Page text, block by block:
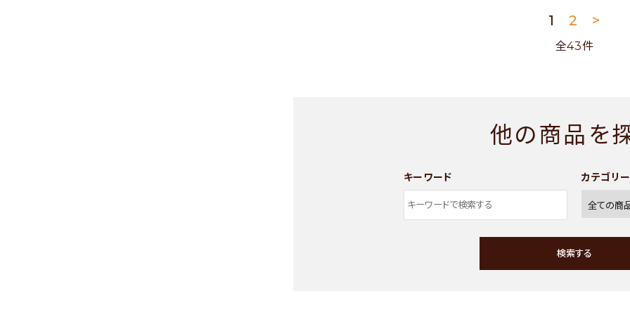
1 2 >
全43件
他の商品を
キーワード カテゴリー
検索する